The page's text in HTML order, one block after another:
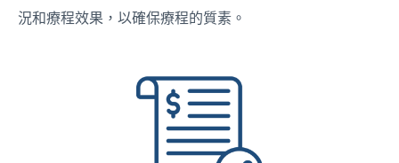
況和療程效果，以確保療程的質素。